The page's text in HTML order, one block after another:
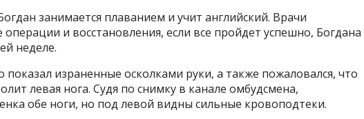
занимается плаванием и учит английский. Врачи
и восстановления, если все пройдет успешно, Богдана
неделе.
израненные осколками руки, а также пожаловался, что
левая нога. Судя по снимку в канале омбудсмена,
обе ноги, но под левой видны сильные кровоподтеки.